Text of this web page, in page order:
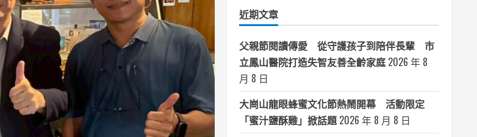
近期文章
父親節閱讀傳愛 從守護孩子到陪伴長輩 市
立鳳山醫院打造失智友善全齡家庭 2026 年 8
月 8 日
大崗山龍眼蜂蜜文化節熱鬧開幕 活動限定
「蜜汁鹽酥雞」掀話題 2026 年 8 月 8 日